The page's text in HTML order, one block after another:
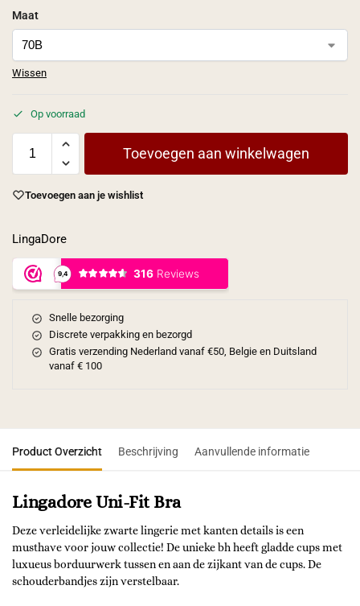
Maat
Wissen
Op voorraad
Toevoegen aan winkelwagen
Toevoegen aan je wishlist
LingaDore
Snelle bezorging
Discrete verpakking en bezorgd
Gratis verzending Nederland vanaf €50, Belgie en Duitsland
vanaf € 100
Product Overzicht Beschrijving Aanvullende informatie
Lingadore Uni-Fit Bra
Deze verleidelijke zwarte lingerie met kanten details is een
musthave voor jouw collectie! De unieke bh heeft gladde cups met
luxueus borduurwerk tussen en aan de zijkant van de cups. De
schouderbandjes zijn verstelbaar.